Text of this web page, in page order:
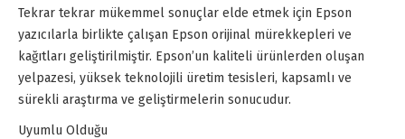
Tekrar tekrar mükemmel sonuçlar elde etmek için Epson
yazıcılarla birlikte çalışan Epson orijinal mürekkepleri ve
kağıtları geliştirilmiştir. Epson’un kaliteli ürünlerden oluşan
yelpazesi, yüksek teknolojili üretim tesisleri, kapsamlı ve
sürekli araştırma ve geliştirmelerin sonucudur.
Uyumlu Olduğu